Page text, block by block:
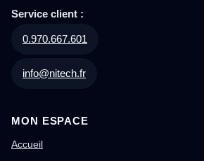
Service client :
0.970.667.601
info@nitech.fr
MON ESPACE
Accueil